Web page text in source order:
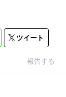
ツイート
報告する